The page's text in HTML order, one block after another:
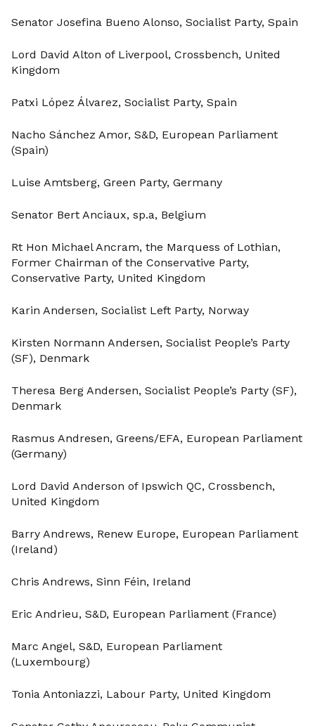
Senator Josefina Bueno Alonso, Socialist Party, Spain
Lord David Alton of Liverpool, Crossbench, United
Kingdom
Patxi López Álvarez, Socialist Party, Spain
Nacho Sánchez Amor, S&D, European Parliament
(Spain)
Luise Amtsberg, Green Party, Germany
Senator Bert Anciaux, sp.a, Belgium
Rt Hon Michael Ancram, the Marquess of Lothian,
Former Chairman of the Conservative Party,
Conservative Party, United Kingdom
Karin Andersen, Socialist Left Party, Norway
Kirsten Normann Andersen, Socialist People’s Party
(SF), Denmark
Theresa Berg Andersen, Socialist People’s Party (SF),
Denmark
Rasmus Andresen, Greens/EFA, European Parliament
(Germany)
Lord David Anderson of Ipswich QC, Crossbench,
United Kingdom
Barry Andrews, Renew Europe, European Parliament
(Ireland)
Chris Andrews, Sinn Féin, Ireland
Eric Andrieu, S&D, European Parliament (France)
Marc Angel, S&D, European Parliament
(Luxembourg)
Tonia Antoniazzi, Labour Party, United Kingdom